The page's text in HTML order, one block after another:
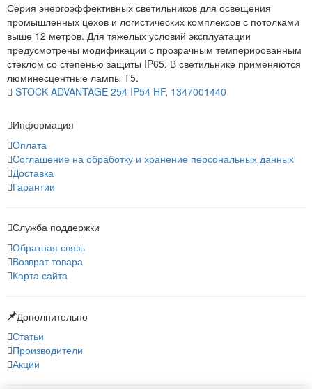
Серия энергоэффективных светильников для освещения
промышленных цехов и логистических комплексов с потолками
выше 12 метров. Для тяжелых условий эксплуатации
предусмотрены модификации с прозрачным темперированным
стеклом со степенью защиты IP65. В светильнике применяются
люминесцентные лампы Т5.
STOCK ADVANTAGE 254 IP54 HF, 1347001440
Информация
Оплата
Соглашение на обработку и хранение персональных данных
Доставка
Гарантии
Служба поддержки
Обратная связь
Возврат товара
Карта сайта
Дополнительно
Статьи
Производители
Акции